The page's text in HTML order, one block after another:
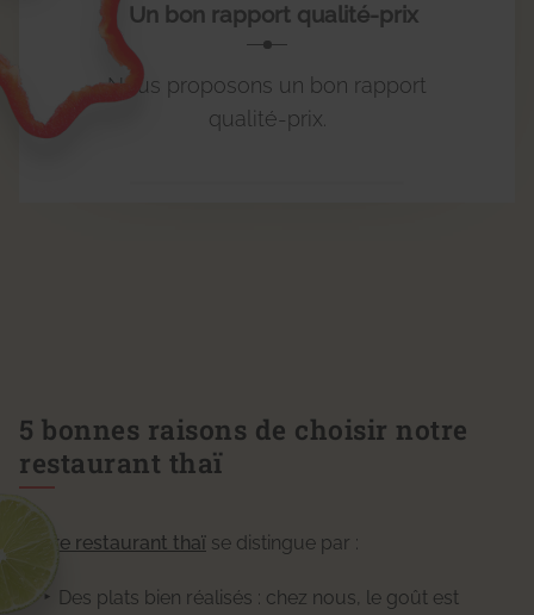
Un bon rapport qualité-prix
Nous proposons un bon rapport
qualité-prix.
5 bonnes raisons de choisir notre
restaurant thaï
Notre restaurant thaï se distingue par :
Des plats bien réalisés : chez nous, le goût est